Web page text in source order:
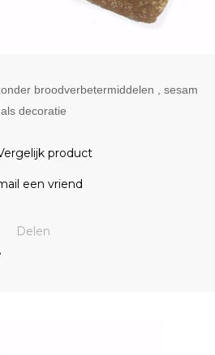
broodverbetermiddelen , sesam
als decoratie
Delen